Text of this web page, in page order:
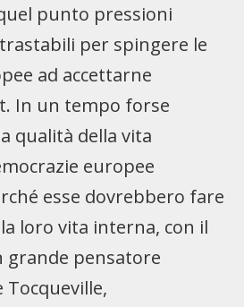
punto pressioni
per spingere le
ad accettarne
In un tempo forse
qualità della vita
europee
esse dovrebbero fare
loro vita interna, con il
grande pensatore
Tocqueville,